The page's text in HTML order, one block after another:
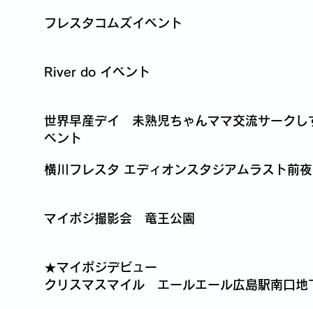
フレスタコムズイベント
River do イベント
世界早産デイ 未熟児ちゃんママ交流サークし
ベント
横川フレスタ エディオンスタジアムラスト前
マイポジ撮影会 竜王公園
★マイポジデビュー
クリスマスマイル エールエール広島駅南口地